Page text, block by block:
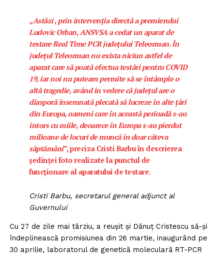
„Astăzi , prin intervenția directă a premierului
Ludovic Orban, ANSVSA a cedat un aparat de
testare Real Time PCR județului Teleorman. În
județul Teleorman nu exista niciun astfel de
aparat care să poată efectua testări pentru COVID
19, iar noi nu puteam permite să se întâmple o
altă tragedie, având în vedere că județul are o
diasporă însemnată plecată să lucreze în alte țări
din Europa, oameni care în această perioadă s-au
întors cu miile, deoarece în Europa s-au pierdut
milioane de locuri de muncă în doar câteva
săptămâni”, preciza Cristi Barbu în descrierea
ședinței foto realizate la punctul de
funcționare al aparatului de testare.
Cristi Barbu, secretarul general adjunct al
Guvernului
Cu 27 de zile mai târziu, a reușit și Dănuț Cristescu să-și
îndeplinească promisiunea din 26 martie, inaugurând pe
30 aprilie, laboratorul de genetică moleculară RT-PCR